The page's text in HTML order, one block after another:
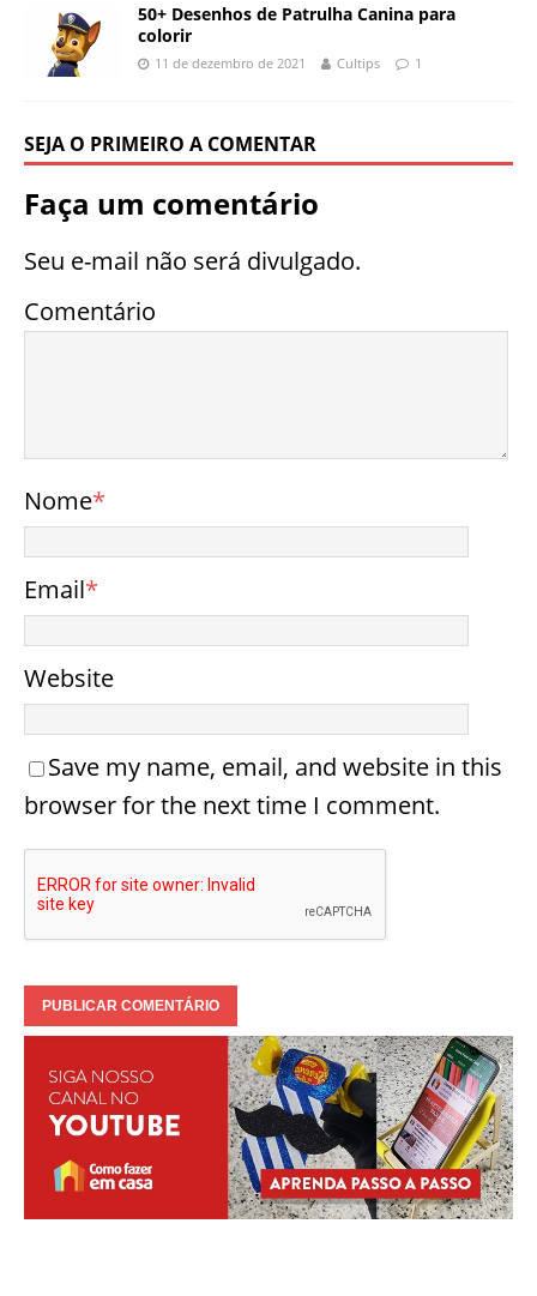
50+ Desenhos de Patrulha Canina para
colorir
11 de dezembro de 2021 Cultips 1
SEJA O PRIMEIRO A COMENTAR
Faça um comentário
Seu e-mail não será divulgado.
Comentário
Nome*
Email*
Website
Save my name, email, and website in this
browser for the next time I comment.